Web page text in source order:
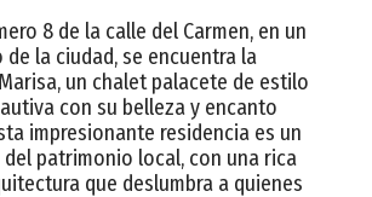
8 de la calle del Carmen, en un
la ciudad, se encuentra la
un chalet palacete de estilo
con su belleza y encanto
impresionante residencia es un
patrimonio local, con una rica
que deslumbra a quienes